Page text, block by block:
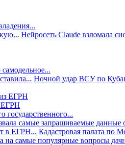
Нейросеть Claude взломала
Ночной удар ВСУ по
ЕГРН
государственного...
самые запрашиваемые
в ЕГРН... Кадастровая палата по
на самые популярные вопросы